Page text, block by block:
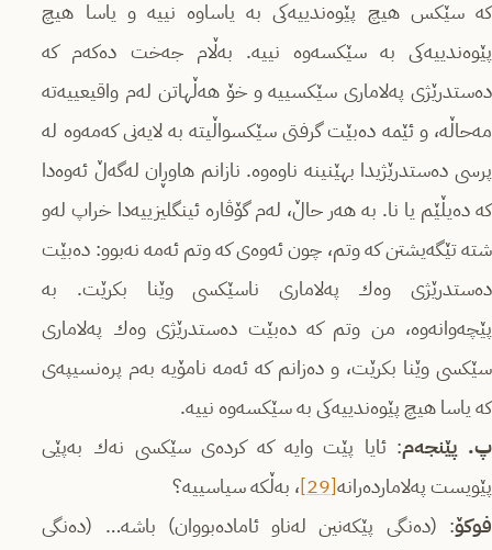
كه‌ سێكس هیچ پێوه‌ندییه‌كی به‌ یاساوه‌ نییه‌ و یاسا هیچ
پێوه‌ندییه‌كی به‌ سێكسه‌وه‌ نییه‌. به‌ڵام جه‌خت ده‌كه‌م كه‌
ده‌ستدرێژی په‌لاماری سێكسییه‌ و خۆ هه‌ڵهاتن له‌م واقیعییه‌ته‌
مه‌حاڵه‌، و ئێمه‌ ده‌بێت گرفتی سێكسواڵیته‌ به‌ لایه‌نی كه‌مه‌وه‌ له‌
پرسی ده‌ستدرێژیدا بهێنینه‌ ناوه‌وه‌. نازانم هاوڕان له‌گه‌ڵ ئه‌وه‌دا
كه‌ ده‌یڵێم یا نا. به‌ هه‌ر حاڵ، له‌م گۆڤاره‌ ئینگلیزییه‌دا خراپ له‌و
شته‌ تێگه‌یشتن كه‌ وتم، چون ئه‌وه‌ی كه‌ وتم ئه‌مه‌ نه‌بوو:‌ ده‌بێت
ده‌ستدرێژی وه‌ك په‌لاماری ناسێكسی وێنا بكرێت. به‌
پێچه‌وانه‌وه‌، من وتم كه‌ ده‌بێت ده‌ستدرێژی وه‌ك په‌لاماری
سێكسی وێنا بكرێت، و ده‌زانم كه‌ ئه‌مه‌ نامۆیه‌ به‌م پره‌نسیپه‌ی
كه‌ یاسا هیچ پێوه‌ندییه‌كی به‌ سێكسه‌وه‌ نییه‌.
پ. پێنجه‌م: ئایا پێت وایه‌ كه‌ كرده‌ی سێكسی نه‌ك به‌پێی
پێویست په‌لامارده‌رانه[29]
،‌ به‌ڵكه‌ سیاسییه‌؟
فوکۆ: (ده‌نگی پێكه‌نین له‌ناو ئاماده‌بووان) باشه‌… (ده‌نگی